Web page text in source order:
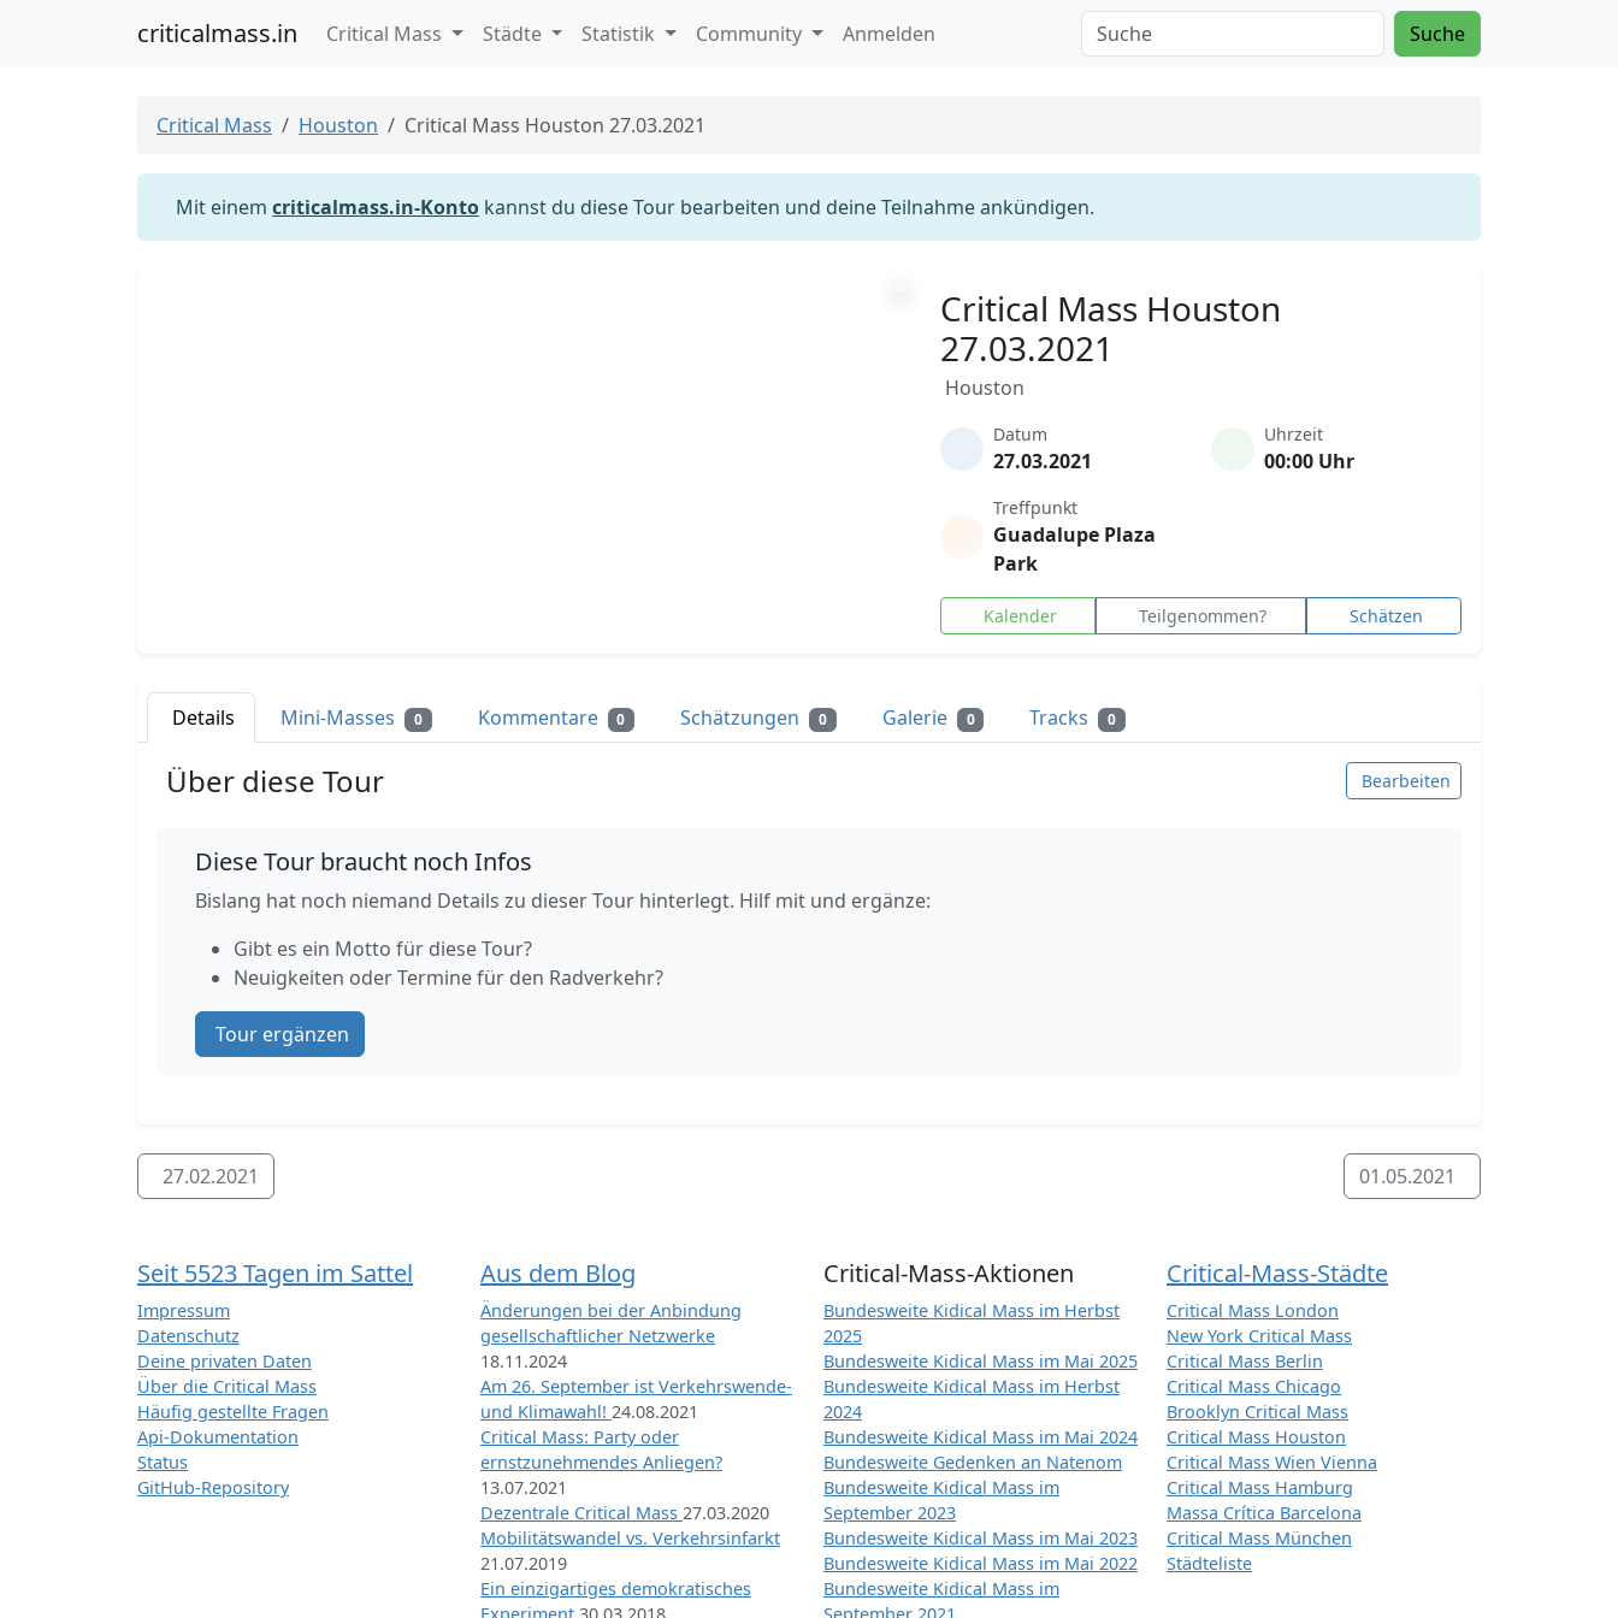
criticalmass.in Critical Mass Städte Statistik Community Anmelden Suche
Critical Mass Houston Critical Mass Houston 27.03.2021
Mit einem criticalmass.in-Konto kannst du diese Tour bearbeiten und deine Teilnahme ankündigen.
Critical Mass Houston
27.03.2021
Houston
Datum
27.03.2021
Uhrzeit
00:00 Uhr
Treffpunkt
Guadalupe Plaza
Park
Kalender Teilgenommen? Schätzen
Details Mini-Masses 0 Kommentare 0 Schätzungen 0 Galerie 0 Tracks 0
Über diese Tour Bearbeiten
Diese Tour braucht noch Infos
Bislang hat noch niemand Details zu dieser Tour hinterlegt. Hilf mit und ergänze:
Gibt es ein Motto für diese Tour?
Neuigkeiten oder Termine für den Radverkehr?
Tour ergänzen
27.02.2021 01.05.2021
Seit 5523 Tagen im Sattel
Impressum
Datenschutz
Deine privaten Daten
Über die Critical Mass
Häufig gestellte Fragen
Api-Dokumentation
Status
GitHub-Repository
Aus dem Blog
Änderungen bei der Anbindung
gesellschaftlicher Netzwerke
18.11.2024
Am 26. September ist Verkehrswende-
und Klimawahl! 24.08.2021
Critical Mass: Party oder
ernstzunehmendes Anliegen?
13.07.2021
Dezentrale Critical Mass 27.03.2020
Mobilitätswandel vs. Verkehrsinfarkt
21.07.2019
Ein einzigartiges demokratisches
Critical-Mass-Aktionen
Bundesweite Kidical Mass im Herbst
2025
Bundesweite Kidical Mass im Mai 2025
Bundesweite Kidical Mass im Herbst
2024
Bundesweite Kidical Mass im Mai 2024
Bundesweite Gedenken an Natenom
Bundesweite Kidical Mass im
September 2023
Bundesweite Kidical Mass im Mai 2023
Bundesweite Kidical Mass im Mai 2022
Bundesweite Kidical Mass im
Critical-Mass-Städte
Critical Mass London
New York Critical Mass
Critical Mass Berlin
Critical Mass Chicago
Brooklyn Critical Mass
Critical Mass Houston
Critical Mass Wien Vienna
Critical Mass Hamburg
Massa Crítica Barcelona
Critical Mass München
Städteliste